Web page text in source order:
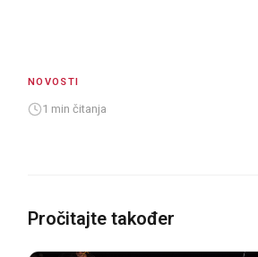
NOVOSTI
1 min čitanja
Pročitajte također